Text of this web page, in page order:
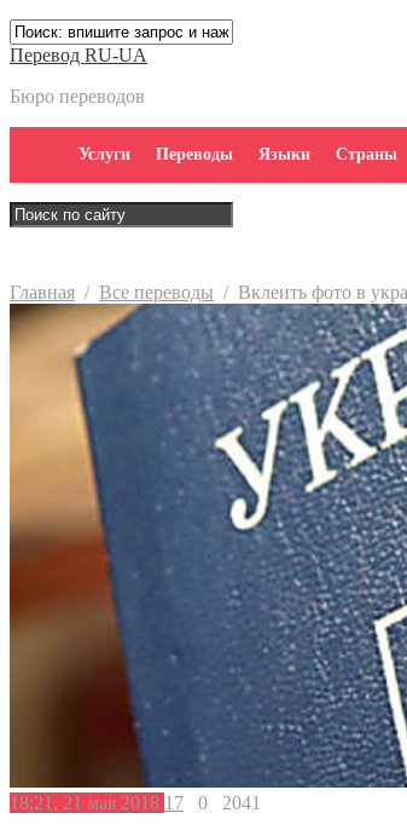
Перевод RU-UA
Бюро переводов
Услуги Переводы Языки Страны
Главная / Все переводы / Вклеить фото в
18:21, 21 мая 2018 17 0 2041